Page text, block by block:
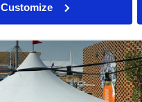
Customize